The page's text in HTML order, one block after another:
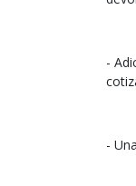
-
-